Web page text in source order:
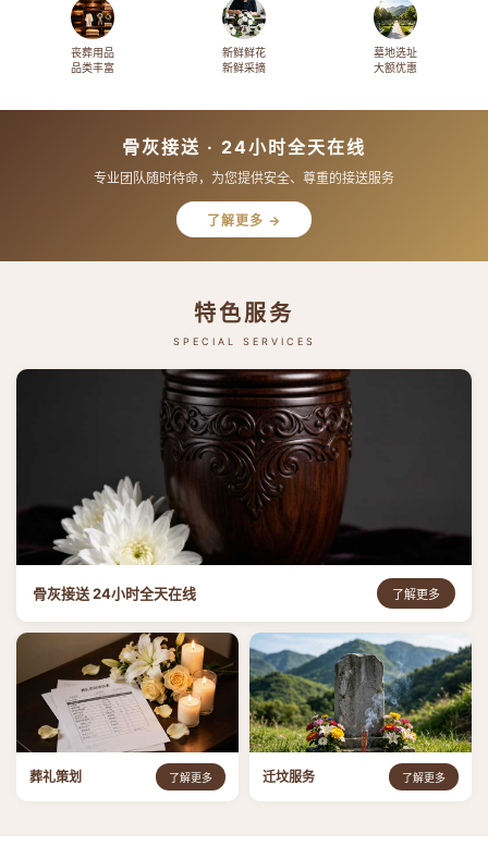
丧葬用品
品类丰富
新鲜鲜花
新鲜采摘
墓地选址
大额优惠
骨灰接送 · 24小时全天在线
专业团队随时待命，为您提供安全、尊重的接送服务
了解更多 →
特色服务
SPECIAL SERVICES
骨灰接送 24小时全天在线 了解更多
葬礼策划 了解更多 迁坟服务 了解更多